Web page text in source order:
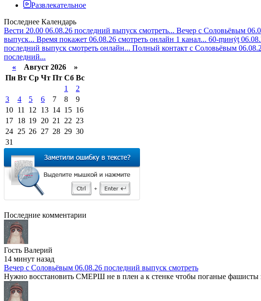
Развлекательное
Последнее Календарь
Вести 20.00 06.08.26 последний выпуск смотреть... Вечер с Соловьёвым
выпуск... Время покажет 06.08.26 смотреть онлайн 1 канал... 60-ṃинẏƫ
последний выпуск смотреть онлайн... Полный контакт с Соловьёвым
последний...
« Август 2026 »
Пн Вт Ср Чт Пт Сб Вс
1
2
3
4 5 6 7 8
9
10 11 12 13 14 15 16
17 18 19 20 21 22 23
24 25 26 27 28 29 30
31
Последние комментарии
Гость Валерий
14 минут назад
Вечер с Соловьёвым 06.08.26 последний выпуск смотреть
Нужно восстановить СМЕРШ не в плен а к стенке чтобы поганые фашисты